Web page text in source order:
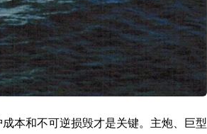
本和不可逆损毁才是关键。主炮、巨型